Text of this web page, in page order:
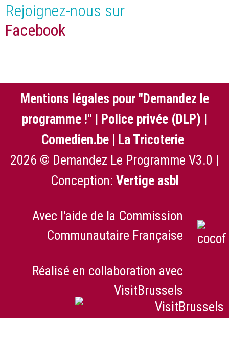
Rejoignez-nous sur
Facebook
Mentions légales pour "Demandez le
programme !" | Police privée (DLP) |
Comedien.be | La Tricoterie
2026 © Demandez Le Programme V3.0 |
Conception: Vertige asbl
Avec l'aide de la Commission
Communautaire Française
Réalisé en collaboration avec
VisitBrussels